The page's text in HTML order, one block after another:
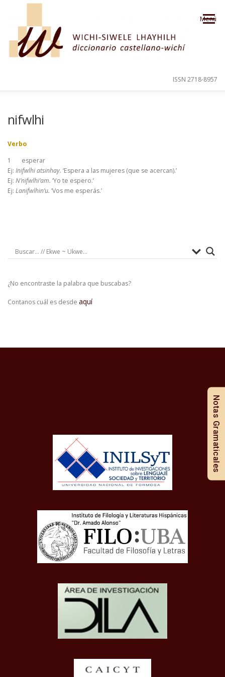
Saltar al contenido
Menú
ORDEN ALFABÉTICO
ISSN 2718-8957
nifwlhi
Verbo
1
esperar
Ej: Inifwlhi atsinhay. ‘Espera a las mujeres (que se acercan).’
Ej: N’nifwlhi’am. ‘Yo te espero.’
Ej: Lanifwlhin’u. ‘Vos me esperás.’
¿No encontraste la palabra que buscabas?
Contanos cuál es desde aquí
Notas Gramaticales